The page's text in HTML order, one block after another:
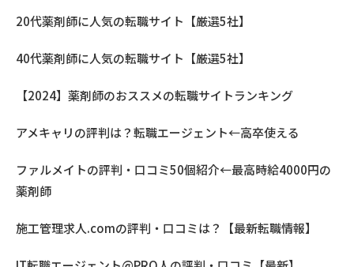
20代薬剤師に人気の転職サイト【厳選5社】
40代薬剤師に人気の転職サイト【厳選5社】
【2024】薬剤師のおススメの転職サイトランキング
アメキャリの評判は？転職エージェント←高卒使える
ファルメイトの評判・口コミ50個紹介←最高時給4000円の
薬剤師
施工管理求人.comの評判・口コミは？【最新転職情報】